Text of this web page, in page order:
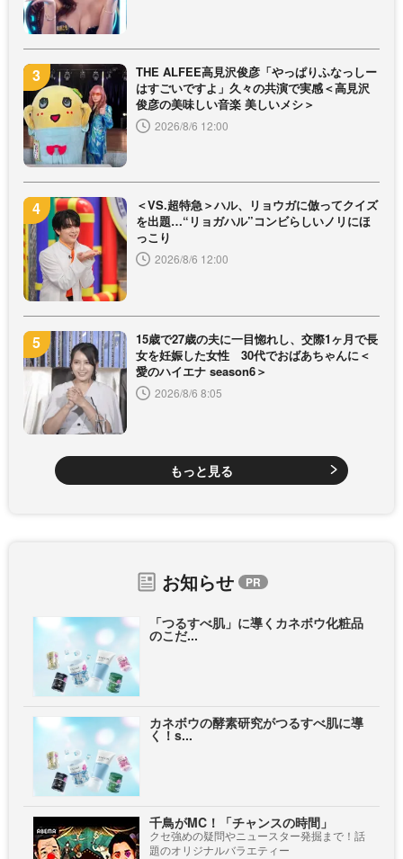
THE ALFEE高見沢俊彦「やっぱりふなっしー
はすごいですよ」久々の共演で実感＜高見沢
俊彦の美味しい音楽 美しいメシ＞
2026/8/6 12:00
＜VS.超特急＞ハル、リョウガに倣ってクイズ
を出題…“リョガハル”コンビらしいノリにほ
っこり
2026/8/6 12:00
15歳で27歳の夫に一目惚れし、交際1ヶ月で長
女を妊娠した女性 30代でおばあちゃんに＜
愛のハイエナ season6＞
2026/8/6 8:05
もっと見る
お知らせ
「つるすべ肌」に導くカネボウ化粧品
のこだ...
カネボウの酵素研究がつるすべ肌に導
く！s...
千鳥がMC！「チャンスの時間」
クセ強めの疑問やニュースター発掘まで！話
題のオリジナルバラエティー